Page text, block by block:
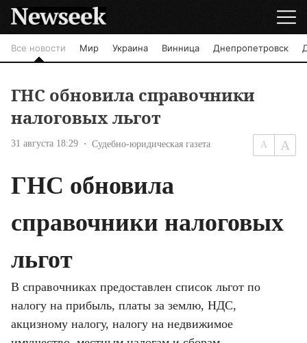
Все новости Мир Украина Винница Днепропетровск
ГНС обновила справочники
налоговых льгот
31 августа 18:29 Судебно-юридическая газета
ГНС обновила
справочники налоговых
льгот
В справочниках предоставлен список льгот по
налогу на прибыль, платы за землю, НДС,
акцизному налогу, налогу на недвижимое